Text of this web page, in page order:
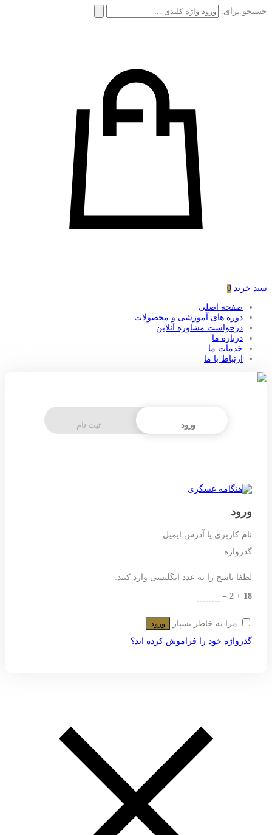
جستجو برای:
سبد خرید 0
صفحه اصلی
دوره های آموزشی و محصولات
درخواست مشاوره آنلاین
درباره ما
خدمات ما
ارتباط با ما
ورود ثبت نام
ورود
نام کاربری یا آدرس ایمیل
گذرواژه
لطفا پاسخ را به عدد انگلیسی وارد کنید:
18 + 2 =
مرا به خاطر بسپار
ورود
گذرواژه خود را فراموش کرده اید؟